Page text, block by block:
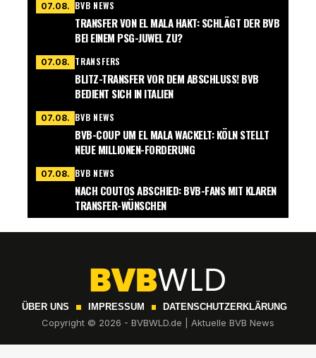
07.08. BVB NEWS
TRANSFER VON EL MALA HAKT: SCHLÄGT DER BVB
BEI EINEM PSG-JUWEL ZU?
07.08. TRANSFERS
BLITZ-TRANSFER VOR DEM ABSCHLUSS! BVB
BEDIENT SICH IN ITALIEN
07.08. BVB NEWS
BVB-COUP UM EL MALA WACKELT: KÖLN STELLT
NEUE MILLIONEN-FORDERUNG
07.08. BVB NEWS
NACH COUTOS ABSCHIED: BVB-FANS MIT KLAREN
TRANSFER-WÜNSCHEN
ÜBER UNS IMPRESSUM DATENSCHUTZERKLÄRUNG
Copyright © 2026 - BVBWLD.de | Aktuelle BVB News